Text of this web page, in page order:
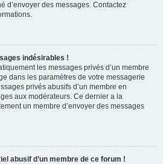
d’envoyer des messages. Contactez
indésirables !
les messages privés d’un membre
dans les paramètres de votre messagerie
privés abusifs d’un membre en
aux modérateurs. Ce dernier a la
un membre d’envoyer des messages
abusif d’un membre de ce forum !